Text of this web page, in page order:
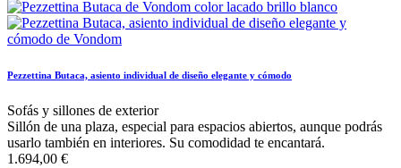
Pezzettina Butaca, asiento individual de diseño elegante y cómodo
Sofás y sillones de exterior
Sillón de una plaza, especial para espacios abiertos, aunque podrás
usarlo también en interiores. Su comodidad te encantará.
1.694,00 €